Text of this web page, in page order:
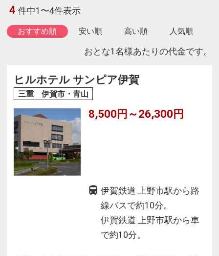
4 件中1〜4件表示
おすすめ順 安い順 高い順 人気順
おとな1名様あたりの代金です。
ヒルホテル サンピア伊賀
三重 伊賀市・青山
8,500円～26,300円
伊賀鉄道 上野市駅から路
線バスで約10分。
伊賀鉄道 上野市駅から車
で約10分。